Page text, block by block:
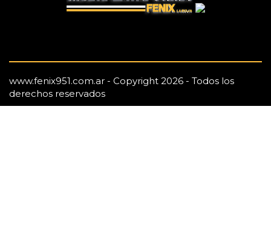
www.fenix951.com.ar - Copyright 2026 - Todos los
derechos reservados